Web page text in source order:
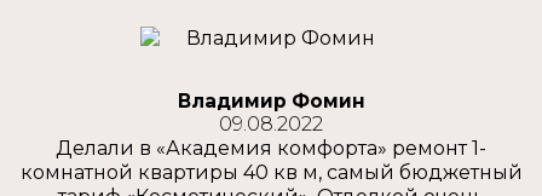
Владимир Фомин
09.08.2022
Делали в «Академия комфорта» ремонт 1-
комнатной квартиры 40 кв м, самый бюджетный